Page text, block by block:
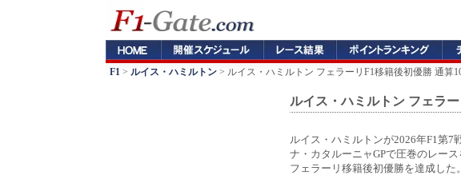
F1 > ルイス・ハミルトン > ルイス・ハミルトン フェラーリF1移籍後初優勝 通算
ルイス・ハミルトン フェラ
ルイス・ハミルトンが2026年F1第7
ナ・カタルーニャGPで圧巻のレース
フェラーリ移籍後初優勝を達成した